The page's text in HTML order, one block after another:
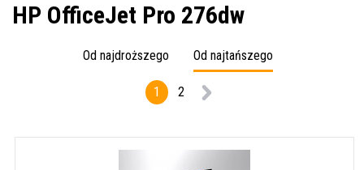
HP OfficeJet Pro 276dw
Od najdroższego Od najtańszego
1 2